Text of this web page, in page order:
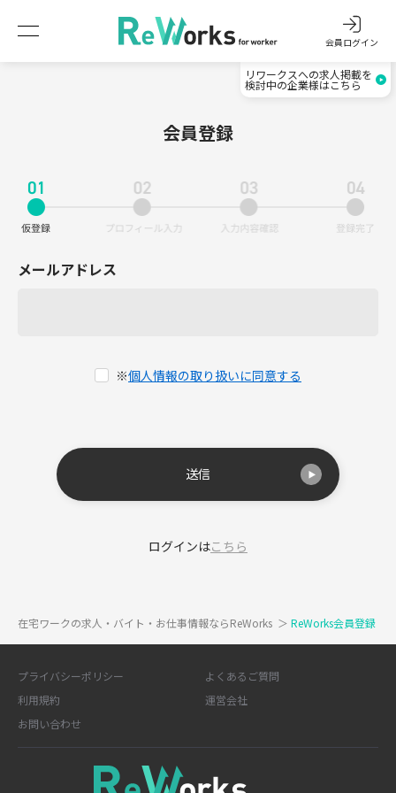
会員ログイン
リワークスへの求人掲載を
検討中の企業様はこちら
会員登録
メールアドレス
※個人情報の取り扱いに同意する
送信
ログインはこちら
在宅ワークの求人・バイト・お仕事情報ならReWorks ＞ ReWorks会員登録
プライバシーポリシー
よくあるご質問
利用規約
運営会社
お問い合わせ